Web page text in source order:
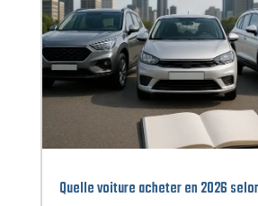
Quelle voiture acheter en 2026